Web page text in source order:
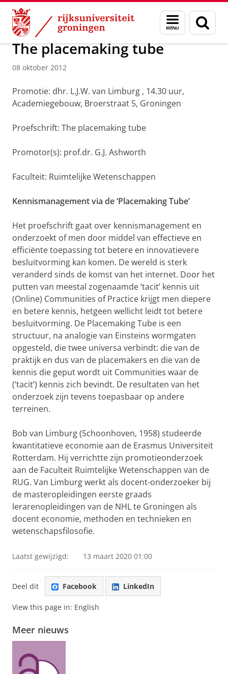
Skip
Content
Skip
Navigation
Menu
en
zoeken
Over ons Actueel Nieuws Nieuwsberichten
The placemaking tube
08 oktober 2012
Promotie: dhr. L.J.W. van Limburg , 14.30 uur,
Academiegebouw, Broerstraat 5, Groningen
Proefschrift: The placemaking tube
Promotor(s): prof.dr. G.J. Ashworth
Faculteit: Ruimtelijke Wetenschappen
Kennismanagement via de ‘Placemaking Tube’
Het proefschrift gaat over kennismanagement en
onderzoekt of men door middel van effectieve en
efficiënte toepassing tot betere en innovatievere
besluitvorming kan komen. De wereld is sterk
veranderd sinds de komst van het internet. Door het
putten van meestal zogenaamde ‘tacit’ kennis uit
(Online) Communities of Practice krijgt men diepere
en betere kennis, hetgeen wellicht leidt tot betere
besluitvorming. De Placemaking Tube is een
structuur, na analogie van Einsteins wormgaten
opgesteld, die twee universa verbindt: die van de
praktijk en dus van de placemakers en die van de
kennis die geput wordt uit Communities waar de
(‘tacit’) kennis zich bevindt. De resultaten van het
onderzoek zijn tevens toepasbaar op andere
terreinen.
Bob van Limburg (Schoonhoven, 1958) studeerde
kwantitatieve economie aan de Erasmus Universiteit
Rotterdam. Hij verrichtte zijn promotieonderzoek
aan de Faculteit Ruimtelijke Wetenschappen van de
RUG. Van Limburg werkt als docent-onderzoeker bij
de masteropleidingen eerste graads
lerarenopleidingen van de NHL te Groningen als
docent economie, methoden en technieken en
wetenschapsfilosofie.
Laatst gewijzigd: 13 maart 2020 01:00
Deel dit Facebook LinkedIn
View this page in: English
Meer nieuws